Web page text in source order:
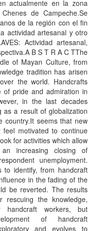
actualmente en la zona
de Campeche.Se
de la región con el fin
actividad artesanal y otro
Actividad artesanal,
B S T R A C TThe
of Mayan Culture, from
tradition has arisen
the world. Handcrafts
pride and admiration in
in the last decades
as a result of globalization
country.It seems that new
motivated to continue
for activities which allow
increasing closing of
unemployment.
to identify, from handcraft
in the fading of the
be reverted. The results
the knowledge,
handcraft workers, but
of handcraft
and evolves to